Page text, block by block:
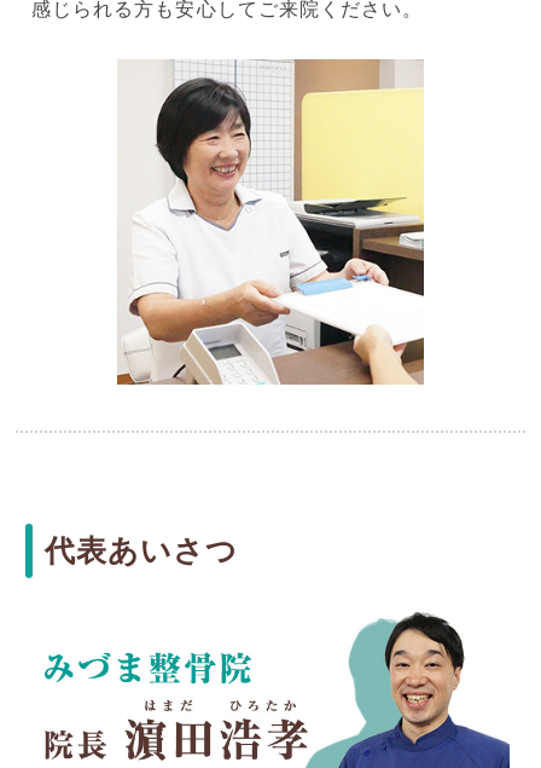
感じられる方も安心してご来院ください。
代表あいさつ